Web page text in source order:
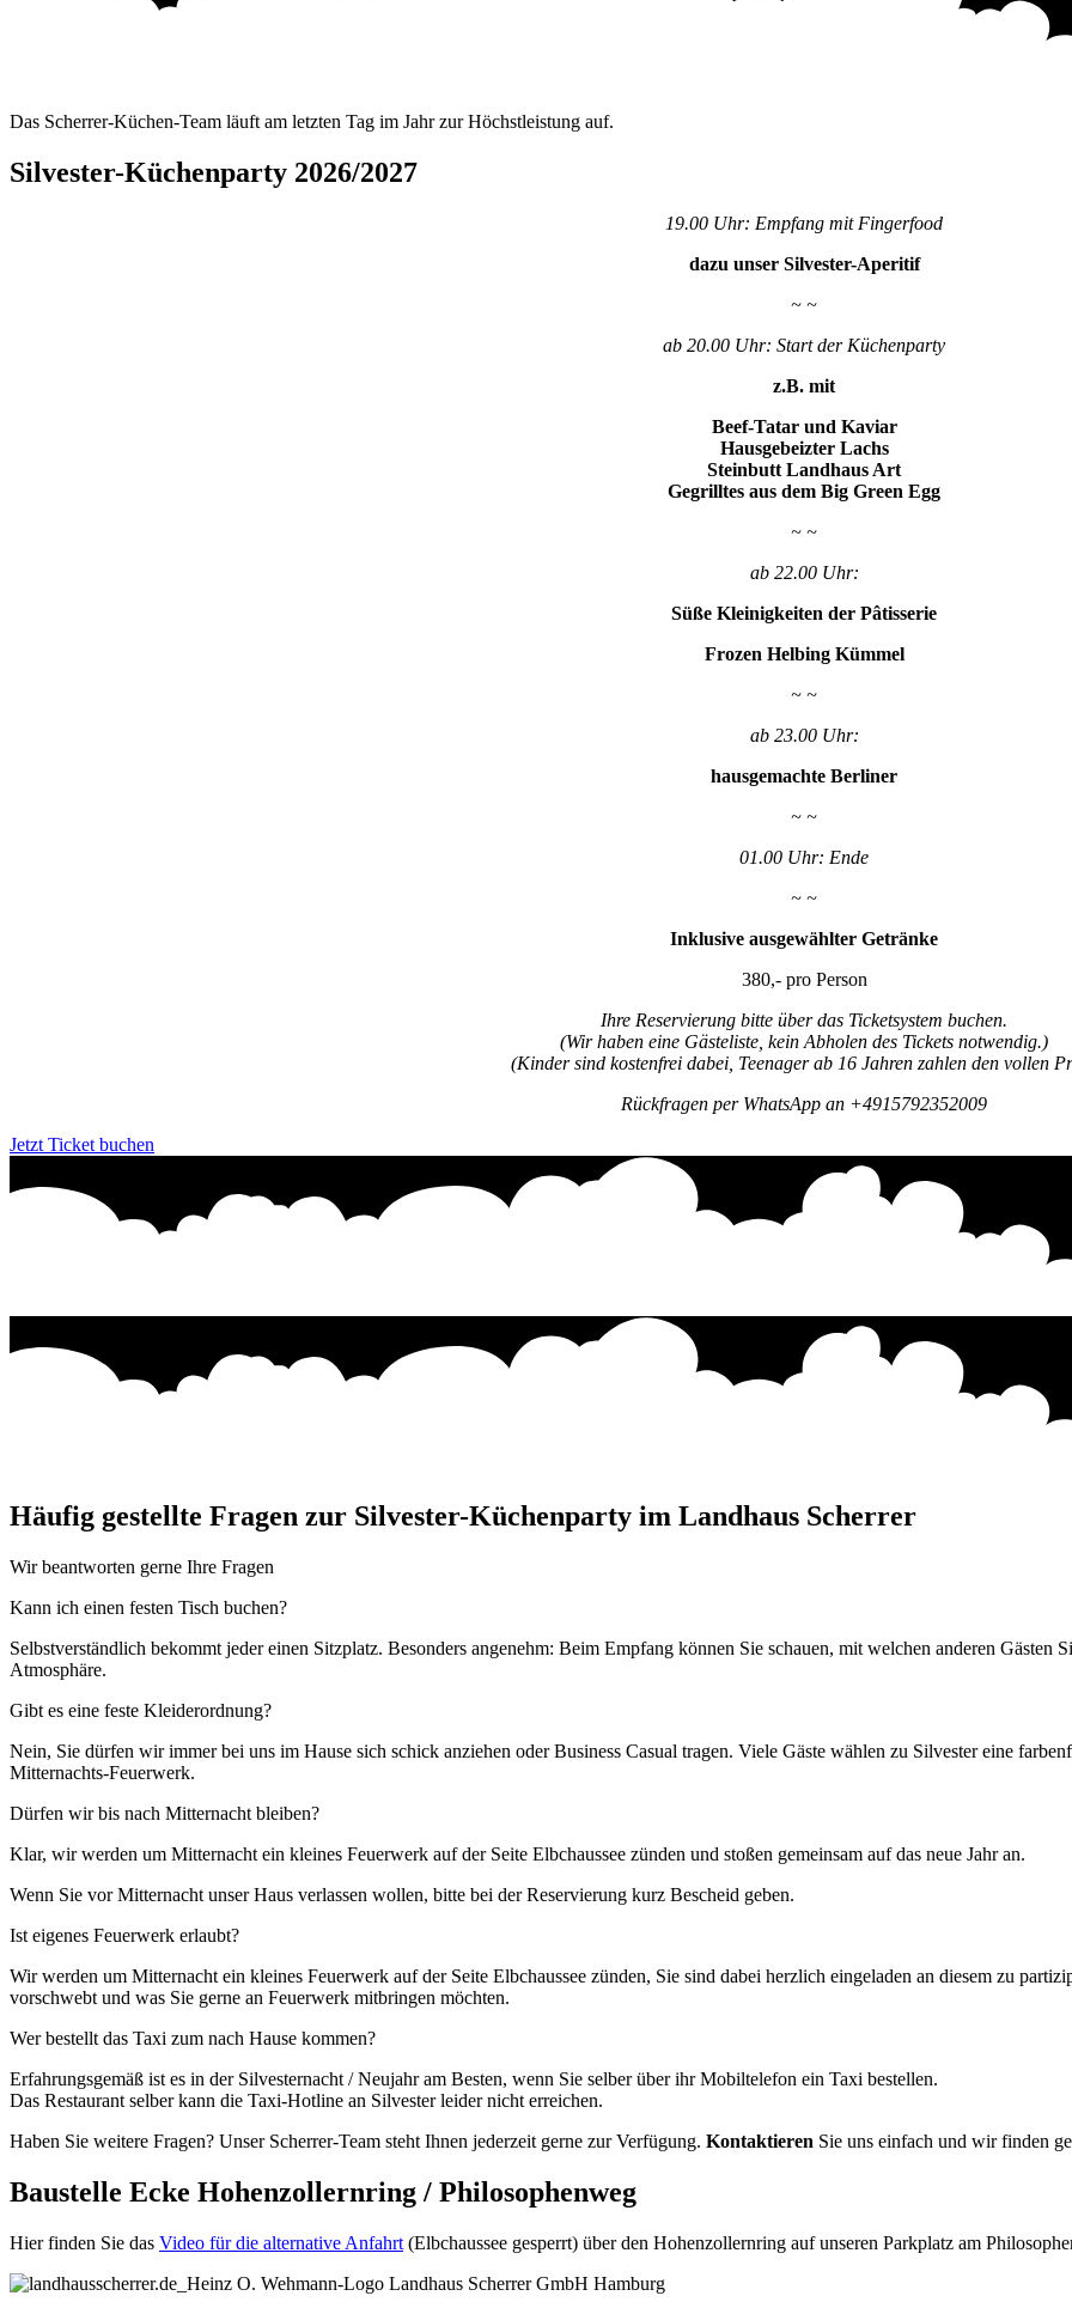
Das Scherrer-Küchen-Team läuft am letzten Tag im Jahr zur Höchstleistung auf.
Silvester-Küchenparty 2026/2027
19.00 Uhr: Empfang mit Fingerfood
dazu unser Silvester-Aperitif
~ ~
ab 20.00 Uhr: Start der Küchenparty
z.B. mit
Beef-Tatar und Kaviar
Hausgebeizter Lachs
Steinbutt Landhaus Art
Gegrilltes aus dem Big Green Egg
~ ~
ab 22.00 Uhr:
Süße Kleinigkeiten der Pâtisserie
Frozen Helbing Kümmel
~ ~
ab 23.00 Uhr:
hausgemachte Berliner
~ ~
01.00 Uhr: Ende
~ ~
Inklusive ausgewählter Getränke
380,- pro Person
Ihre Reservierung bitte über das Ticketsystem buchen.
(Wir haben eine Gästeliste, kein Abholen des Tickets notwendig.)
(Kinder sind kostenfrei dabei, Teenager ab 16 Jahren zahlen den vollen
Rückfragen per WhatsApp an +4915792352009
Jetzt Ticket buchen
Häufig gestellte Fragen zur Silvester-Küchenparty im Landhaus Scherrer
Wir beantworten gerne Ihre Fragen
Kann ich einen festen Tisch buchen?
Selbstverständlich bekommt jeder einen Sitzplatz. Besonders angenehm: Beim Empfang können Sie schauen, mit welchen anderen Gästen
Atmosphäre.
Gibt es eine feste Kleiderordnung?
Nein, Sie dürfen wir immer bei uns im Hause sich schick anziehen oder Business Casual tragen. Viele Gäste wählen zu Silvester eine
Mitternachts-Feuerwerk.
Dürfen wir bis nach Mitternacht bleiben?
Klar, wir werden um Mitternacht ein kleines Feuerwerk auf der Seite Elbchaussee zünden und stoßen gemeinsam auf das neue Jahr an.
Wenn Sie vor Mitternacht unser Haus verlassen wollen, bitte bei der Reservierung kurz Bescheid geben.
Ist eigenes Feuerwerk erlaubt?
Wir werden um Mitternacht ein kleines Feuerwerk auf der Seite Elbchaussee zünden, Sie sind dabei herzlich eingeladen an diesem zu
vorschwebt und was Sie gerne an Feuerwerk mitbringen möchten.
Wer bestellt das Taxi zum nach Hause kommen?
Erfahrungsgemäß ist es in der Silvesternacht / Neujahr am Besten, wenn Sie selber über ihr Mobiltelefon ein Taxi bestellen.
Das Restaurant selber kann die Taxi-Hotline an Silvester leider nicht erreichen.
Haben Sie weitere Fragen? Unser Scherrer-Team steht Ihnen jederzeit gerne zur Verfügung. Kontaktieren Sie uns einfach und wir finden
Baustelle Ecke Hohenzollernring / Philosophenweg
Hier finden Sie das Video für die alternative Anfahrt (Elbchaussee gesperrt) über den Hohenzollernring auf unseren Parkplatz am